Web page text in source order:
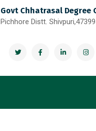
Govt Chhatrasal Degree
Pichhore Distt.